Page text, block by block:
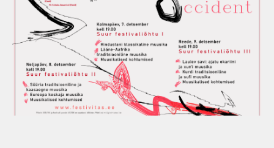
Tartumaa Tantsupidu
„Juure Juures”
Suudlev Tartu
18.05.2024
Kulno
Kungla
Eda